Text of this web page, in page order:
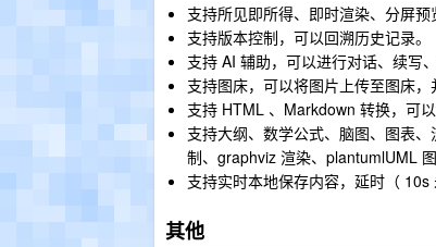
支持所见即所得、即时渲染、分屏预
支持版本控制，可以回溯历史记录。
支持 AI 辅助，可以进行对话、续写
支持图床，可以将图片上传至图床，
支持 HTML 、Markdown 转换，可
支持大纲、数学公式、脑图、图表
制、graphviz 渲染、plantumlUML 图
支持实时本地保存内容，延时（ 10s
其他